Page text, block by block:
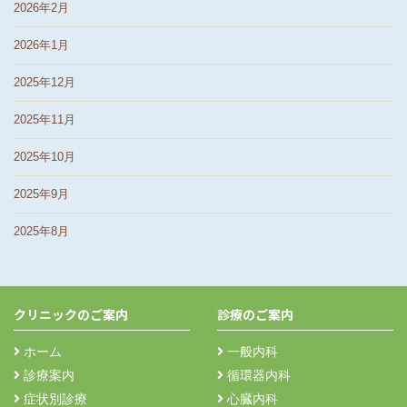
2026年2月
2026年1月
2025年12月
2025年11月
2025年10月
2025年9月
2025年8月
クリニックのご案内
ホーム
診療案内
症状別診療
診療のご案内
一般内科
循環器内科
心臓内科